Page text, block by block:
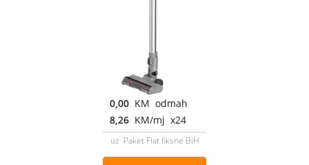
0,00 KM odmah
8,26 KM/mj x24
uz Paket Flat fiksne BiH